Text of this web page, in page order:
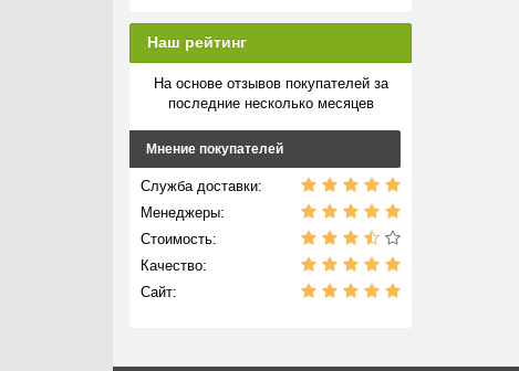
Наш рейтинг
На основе отзывов покупателей за
последние несколько месяцев
Мнение покупателей
Служба доставки:
Менеджеры:
Стоимость:
Качество:
Сайт: